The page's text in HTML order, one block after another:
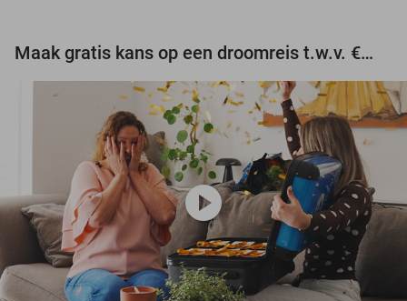
Maak gratis kans op een droomreis t.w.v. €3.000!
play_circle